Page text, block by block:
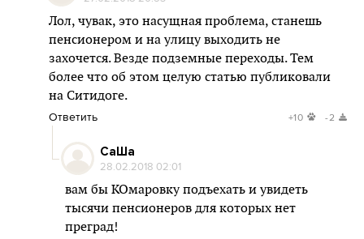
Лол, чувак, это насущная проблема, станешь
пенсионером и на улицу выходить не
захочется. Везде подземные переходы. Тем
более что об этом целую статью публиковали
на Ситидоге.
Ответить +10 -2
СаШа
28.02.2018 02:01
вам бы КОмаровку подъехать и увидеть
тысячи пенсионеров для которых нет
преград!